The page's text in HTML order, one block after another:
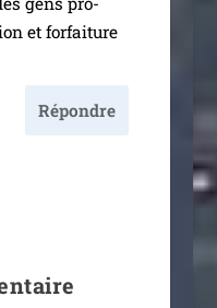
et for­fai­ture
Répondre